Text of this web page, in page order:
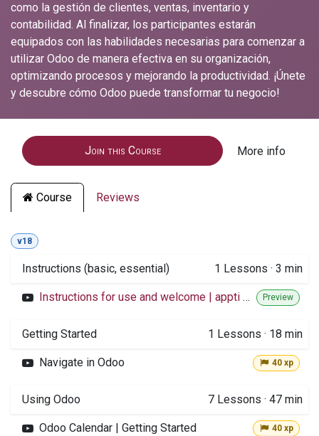
como la gestión de clientes, ventas, inventario y
contabilidad. Al finalizar, los participantes estarán
equipados con las habilidades necesarias para comenzar a
utilizar Odoo de manera efectiva en su organización,
optimizando procesos y mejorando la productividad. ¡Únete
y descubre cómo Odoo puede transformar tu negocio!
Join this Course More info
Course Reviews
v18
Instructions (basic, essential) 1 Lessons · 3 min
Instructions for use and welcome | appti courses Preview
Getting Started 1 Lessons · 18 min
Navigate in Odoo 40 xp
Using Odoo 7 Lessons · 47 min
Odoo Calendar | Getting Started 40 xp